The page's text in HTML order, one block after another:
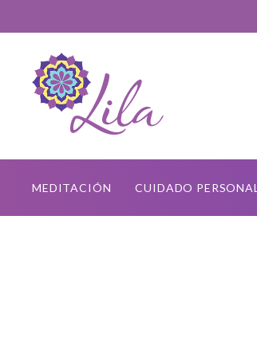
MEDITACIÓN CUIDADO PERSONAL